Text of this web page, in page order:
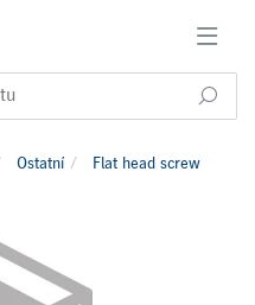
Ostatní Flat head screw